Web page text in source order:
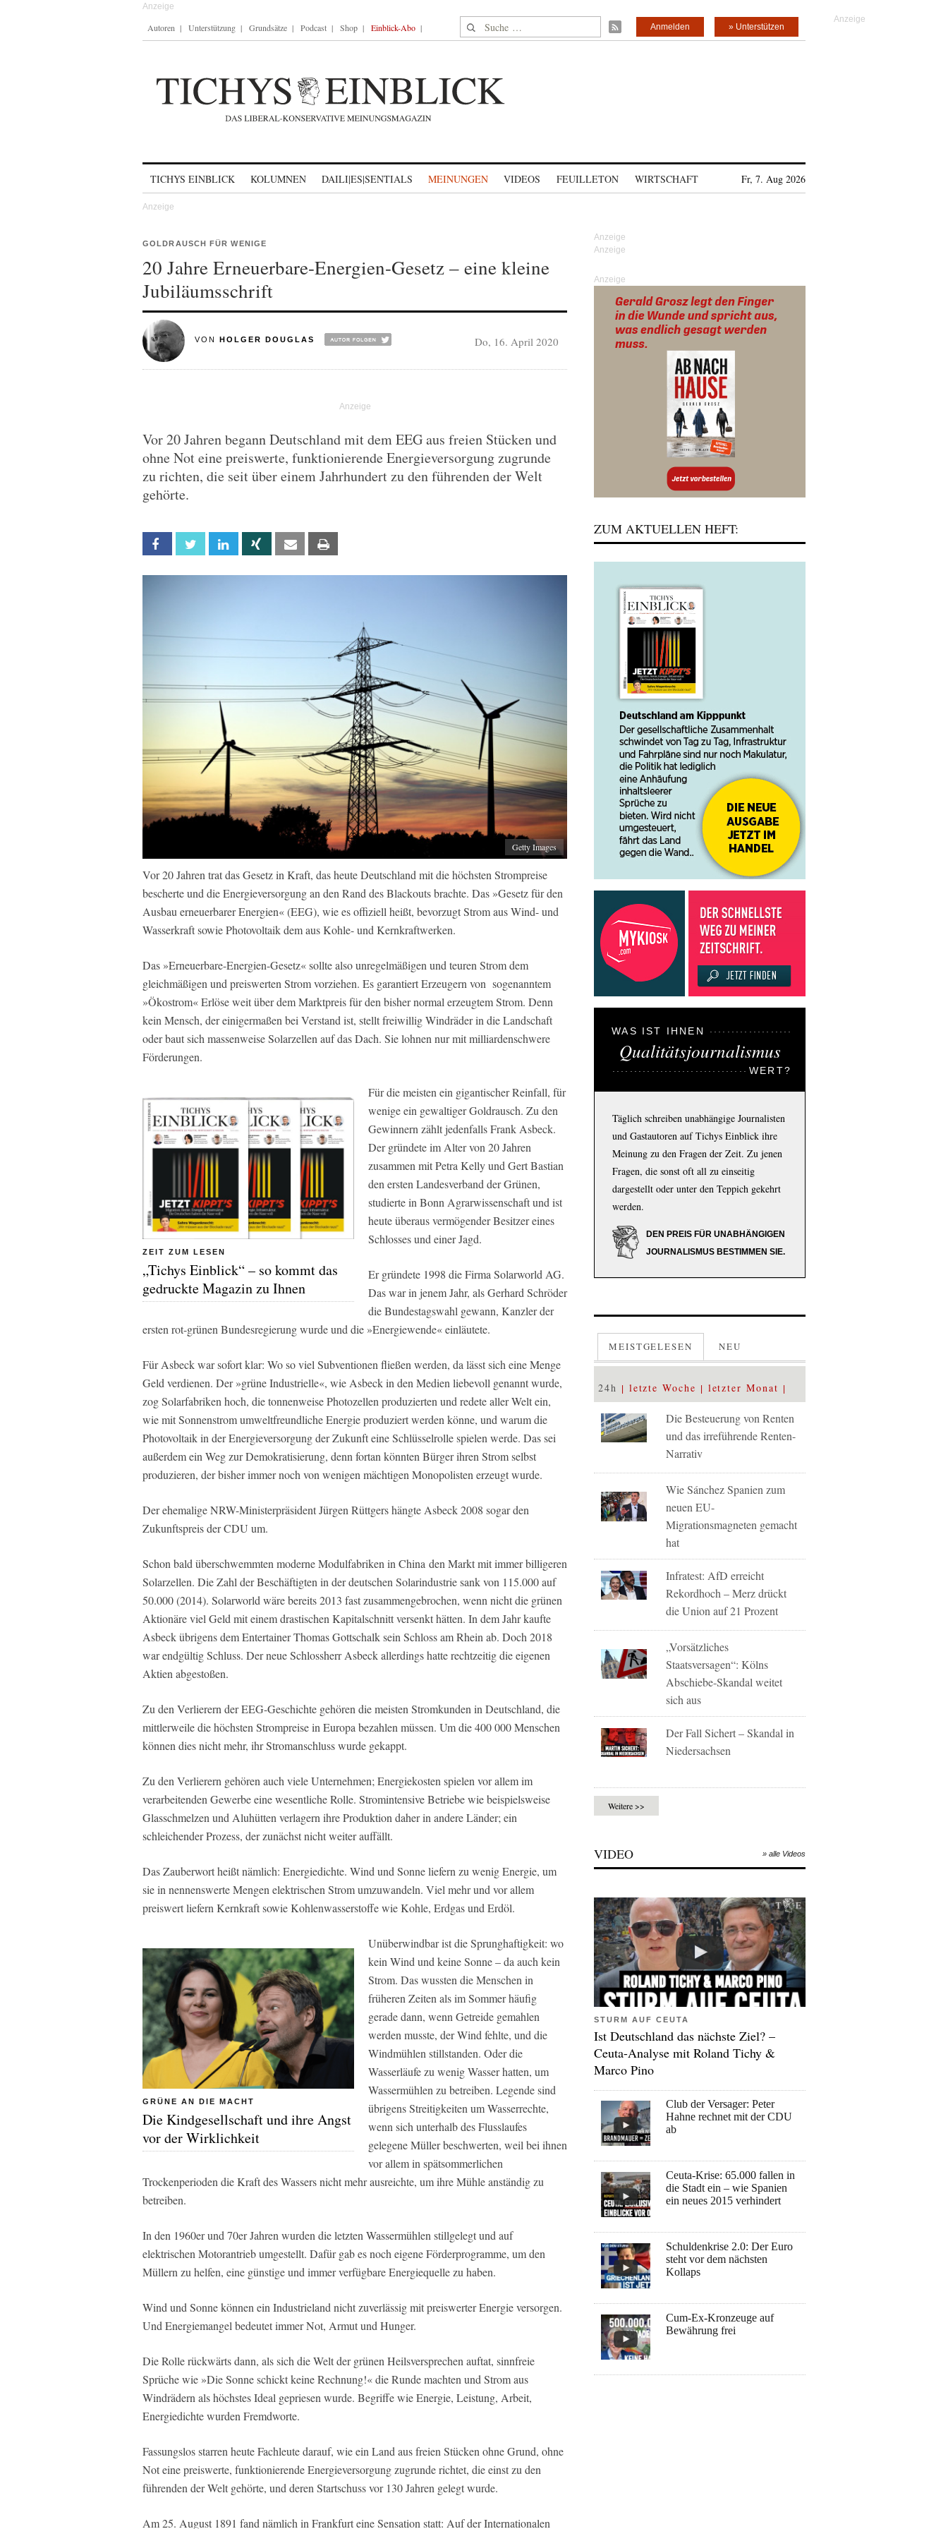
Autoren Unterstützung Grundsätze Podcast Shop Einblick-Abo Suche nach: » Unterstützen
Anmelden
TICHYS EINBLICK KOLUMNEN DAILI|ES|SENTIALS MEINUNGEN VIDEOS FEUILLETON WIRTSCHAFT Fr, 7. Aug 2026
GOLDRAUSCH FÜR WENIGE
20 Jahre Erneuerbare-Energien-Gesetz – eine kleine
Jubiläumsschrift
VON HOLGER DOUGLAS Do, 16. April 2020
Vor 20 Jahren begann Deutschland mit dem EEG aus freien Stücken und
ohne Not eine preiswerte, funktionierende Energieversorgung zugrunde
zu richten, die seit über einem Jahrhundert zu den führenden der Welt
gehörte.
Facebook Twitter Linkedin Xing Email
Getty Images
Vor 20 Jahren trat das Gesetz in Kraft, das heute Deutschland mit die höchsten Strompreise
bescherte und die Energieversorgung an den Rand des Blackouts brachte. Das »Gesetz für den
Ausbau erneuerbarer Energien« (EEG), wie es offiziell heißt, bevorzugt Strom aus Wind- und
Wasserkraft sowie Photovoltaik dem aus Kohle- und Kernkraftwerken.
Das »Erneuerbare-Energien-Gesetz« sollte also unregelmäßigen und teuren Strom dem
gleichmäßigen und preiswerten Strom vorziehen. Es garantiert Erzeugern von sogenanntem
»Ökostrom« Erlöse weit über dem Marktpreis für den bisher normal erzeugtem Strom. Denn
kein Mensch, der einigermaßen bei Verstand ist, stellt freiwillig Windräder in die Landschaft
oder baut sich massenweise Solarzellen auf das Dach. Sie lohnen nur mit milliardenschwere
Förderungen.
ZEIT ZUM LESEN
„Tichys Einblick“ – so kommt das
gedruckte Magazin zu Ihnen
Für die meisten ein gigantischer Reinfall, für
wenige ein gewaltiger Goldrausch. Zu den
Gewinnern zählt jedenfalls Frank Asbeck.
Der gründete im Alter von 20 Jahren
zusammen mit Petra Kelly und Gert Bastian
den ersten Landesverband der Grünen,
studierte in Bonn Agrarwissenschaft und ist
heute überaus vermögender Besitzer eines
Schlosses und einer Jagd.
Er gründete 1998 die Firma Solarworld AG.
Das war in jenem Jahr, als Gerhard Schröder
die Bundestagswahl gewann, Kanzler der
ersten rot-grünen Bundesregierung wurde und die »Energiewende« einläutete.
Für Asbeck war sofort klar: Wo so viel Subventionen fließen werden, da lässt sich eine Menge
Geld verdienen. Der »grüne Industrielle«, wie Asbeck in den Medien liebevoll genannt wurde,
zog Solarfabriken hoch, die tonnenweise Photozellen produzierten und redete aller Welt ein,
wie mit Sonnenstrom umweltfreundliche Energie produziert werden könne, und warum die
Photovoltaik in der Energieversorgung der Zukunft eine Schlüsselrolle spielen werde. Das sei
außerdem ein Weg zur Demokratisierung, denn fortan könnten Bürger ihren Strom selbst
produzieren, der bisher immer noch von wenigen mächtigen Monopolisten erzeugt wurde.
Der ehemalige NRW-Ministerpräsident Jürgen Rüttgers hängte Asbeck 2008 sogar den
Zukunftspreis der CDU um.
Schon bald überschwemmten moderne Modulfabriken in China den Markt mit immer billigeren
Solarzellen. Die Zahl der Beschäftigten in der deutschen Solarindustrie sank von 115.000 auf
50.000 (2014). Solarworld wäre bereits 2013 fast zusammengebrochen, wenn nicht die grünen
Aktionäre viel Geld mit einem drastischen Kapitalschnitt versenkt hätten. In dem Jahr kaufte
Asbeck übrigens dem Entertainer Thomas Gottschalk sein Schloss am Rhein ab. Doch 2018
war endgültig Schluss. Der neue Schlossherr Asbeck allerdings hatte rechtzeitig die eigenen
Aktien abgestoßen.
Zu den Verlierern der EEG-Geschichte gehören die meisten Stromkunden in Deutschland, die
mittlerweile die höchsten Strompreise in Europa bezahlen müssen. Um die 400 000 Menschen
können dies nicht mehr, ihr Stromanschluss wurde gekappt.
Zu den Verlierern gehören auch viele Unternehmen; Energiekosten spielen vor allem im
verarbeitenden Gewerbe eine wesentliche Rolle. Stromintensive Betriebe wie beispielsweise
Glasschmelzen und Aluhütten verlagern ihre Produktion daher in andere Länder; ein
schleichender Prozess, der zunächst nicht weiter auffällt.
Das Zauberwort heißt nämlich: Energiedichte. Wind und Sonne liefern zu wenig Energie, um
sie in nennenswerte Mengen elektrischen Strom umzuwandeln. Viel mehr und vor allem
preiswert liefern Kernkraft sowie Kohlenwasserstoffe wie Kohle, Erdgas und Erdöl.
GRÜNE AN DIE MACHT
Die Kindgesellschaft und ihre Angst
vor der Wirklichkeit
Unüberwindbar ist die Sprunghaftigkeit: wo
kein Wind und keine Sonne – da auch kein
Strom. Das wussten die Menschen in
früheren Zeiten als im Sommer häufig
gerade dann, wenn Getreide gemahlen
werden musste, der Wind fehlte, und die
Windmühlen stillstanden. Oder die
Wasserläufe zu wenig Wasser hatten, um
Wassermühlen zu betreiben. Legende sind
übrigens Streitigkeiten um Wasserrechte,
wenn sich unterhalb des Flusslaufes
gelegene Müller beschwerten, weil bei ihnen
vor allem in spätsommerlichen
Trockenperioden die Kraft des Wassers nicht mehr ausreichte, um ihre Mühle anständig zu
betreiben.
In den 1960er und 70er Jahren wurden die letzten Wassermühlen stillgelegt und auf
elektrischen Motorantrieb umgestellt. Dafür gab es noch eigene Förderprogramme, um den
Müllern zu helfen, eine günstige und immer verfügbare Energiequelle zu haben.
Wind und Sonne können ein Industrieland nicht zuverlässig mit preiswerter Energie versorgen.
Und Energiemangel bedeutet immer Not, Armut und Hunger.
Die Rolle rückwärts dann, als sich die Welt der grünen Heilsversprechen auftat, sinnfreie
Sprüche wie »Die Sonne schickt keine Rechnung!« die Runde machten und Strom aus
Windrädern als höchstes Ideal gepriesen wurde. Begriffe wie Energie, Leistung, Arbeit,
Energiedichte wurden Fremdworte.
Fassungslos starren heute Fachleute darauf, wie ein Land aus freien Stücken ohne Grund, ohne
Not eine preiswerte, funktionierende Energieversorgung zugrunde richtet, die einst zu den
führenden der Welt gehörte, und deren Startschuss vor 130 Jahren gelegt wurde.
Am 25. August 1891 fand nämlich in Frankfurt eine Sensation statt: Auf der Internationalen
Anzeige
ZUM AKTUELLEN HEFT:
WAS IST IHNEN
Qualitätsjournalismus
WERT?
Täglich schreiben unabhängige Journalisten
und Gastautoren auf Tichys Einblick ihre
Meinung zu den Fragen der Zeit. Zu jenen
Fragen, die sonst oft all zu einseitig
dargestellt oder unter den Teppich gekehrt
werden.
DEN PREIS FÜR UNABHÄNGIGEN
JOURNALISMUS BESTIMMEN SIE.
MEISTGELESEN NEU
24h letzte Woche letzter Monat
Die Besteuerung von Renten
und das irreführende Renten-
Narrativ
Wie Sánchez Spanien zum
neuen EU-
Migrationsmagneten gemacht
hat
Infratest: AfD erreicht
Rekordhoch – Merz drückt
die Union auf 21 Prozent
„Vorsätzliches
Staatsversagen“: Kölns
Abschiebe-Skandal weitet
sich aus
Der Fall Sichert – Skandal in
Niedersachsen
Weitere >>
VIDEO » alle Videos
STURM AUF CEUTA
Ist Deutschland das nächste Ziel? –
Ceuta-Analyse mit Roland Tichy &
Marco Pino
Club der Versager: Peter
Hahne rechnet mit der CDU
ab
Ceuta-Krise: 65.000 fallen in
die Stadt ein – wie Spanien
ein neues 2015 verhindert
Schuldenkrise 2.0: Der Euro
steht vor dem nächsten
Kollaps
Cum-Ex-Kronzeuge auf
Bewährung frei